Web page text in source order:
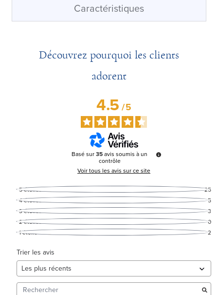
Caractéristiques
Découvrez pourquoi les clients
adorent
4.5/5
Basé sur35avis soumis à un
contrôle
Voir tous les avis sur ce site
5étoiles
25
4étoiles
5
3étoiles
3
2étoiles
0
1étoile 2
Trier les avis